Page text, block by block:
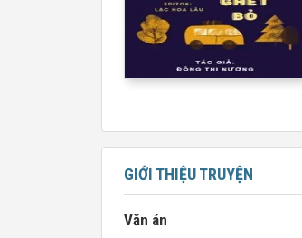
GIỚI THIỆU TRUYỆN
Văn án